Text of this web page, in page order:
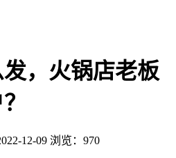
，火锅店老板
12-09 浏览：970